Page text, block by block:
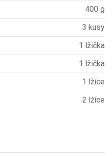
400 g
3 kusy
1 lžička
1 lžička
1 lžíce
2 lžíce